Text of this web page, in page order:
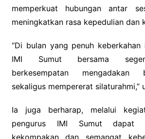
memperkuat hubungan antar
meningkatkan rasa kepedulian dan
“Di bulan yang penuh keberkahan
IMI Sumut bersama
berkesempatan mengadakan
sekaligus mempererat silaturahmi,”
Ia juga berharap, melalui
pengurus IMI Sumut dapat